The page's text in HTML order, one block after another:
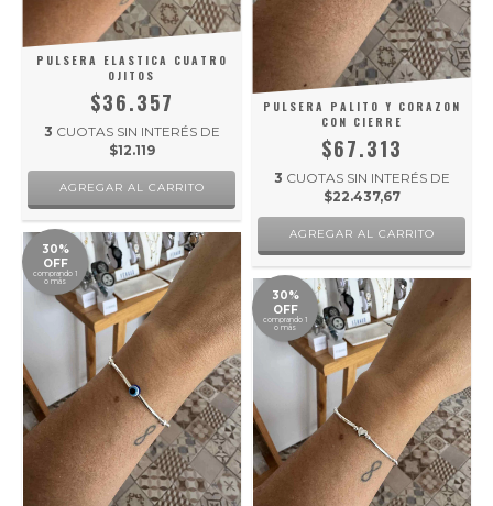
PULSERA ELASTICA CUATRO
OJITOS
$36.357
3 CUOTAS SIN INTERÉS DE
$12.119
PULSERA PALITO Y CORAZON
CON CIERRE
$67.313
3 CUOTAS SIN INTERÉS DE
$22.437,67
30%
OFF
comprando 1
o más
30%
OFF
comprando 1
o más